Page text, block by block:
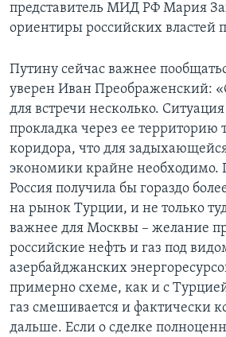
представитель МИД РФ Мария
ориентиры российских властей
Путину сейчас важнее
уверен Иван Преображенский:
для встречи несколько.
прокладка через ее территорию
коридора, что для
экономики крайне необходимо.
Россия получила бы гораздо
на рынок Турции, и не только
важнее для Москвы – желание
российские нефть и газ под
азербайджанских
примерно схеме, как и с
газ смешивается и фактически
дальше. Если о сделке